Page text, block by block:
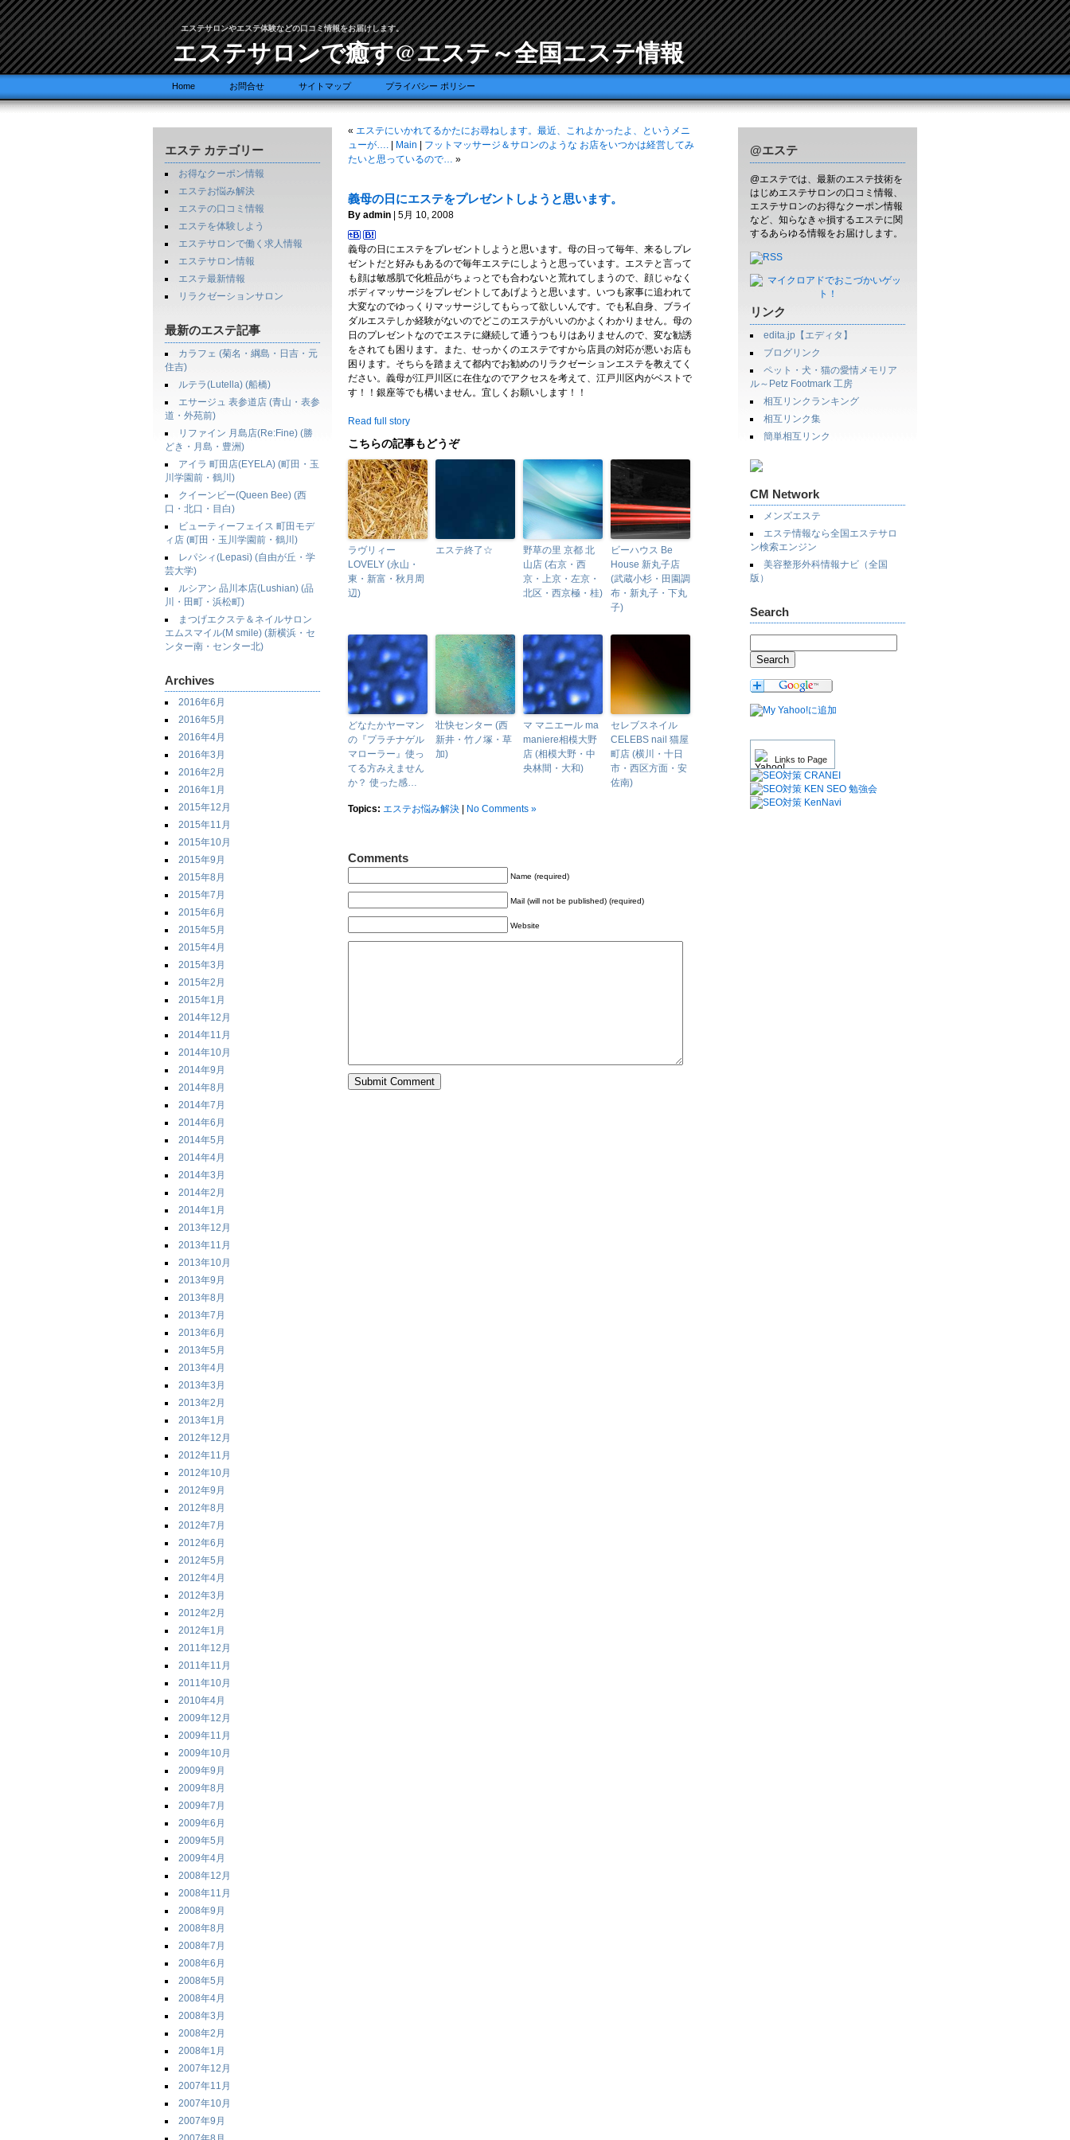
エステサロンやエステ体験などの口コミ情報をお届けします。
エステサロンで癒す@エステ～全国エステ情報
Home お問合せ サイトマップ プライバシー ポリシー
エステ カテゴリー
お得なクーポン情報
エステお悩み解決
エステの口コミ情報
エステを体験しよう
エステサロンで働く求人情報
エステサロン情報
エステ最新情報
リラクゼーションサロン
最新のエステ記事
カラフェ (菊名・綱島・日吉・元
住吉)
ルテラ(Lutella) (船橋)
エサージュ 表参道店 (青山・表参
道・外苑前)
リファイン 月島店(Re:Fine) (勝
どき・月島・豊洲)
アイラ 町田店(EYELA) (町田・玉
川学園前・鶴川)
クイーンビー(Queen Bee) (西
口・北口・目白)
ビューティーフェイス 町田モデ
ィ店 (町田・玉川学園前・鶴川)
レパシィ(Lepasi) (自由が丘・学
芸大学)
ルシアン 品川本店(Lushian) (品
川・田町・浜松町)
まつげエクステ＆ネイルサロン
エムスマイル(M smile) (新横浜・セ
ンター南・センター北)
Archives
2016年6月
2016年5月
2016年4月
2016年3月
2016年2月
2016年1月
2015年12月
2015年11月
2015年10月
2015年9月
2015年8月
2015年7月
2015年6月
2015年5月
2015年4月
2015年3月
2015年2月
2015年1月
2014年12月
2014年11月
2014年10月
2014年9月
2014年8月
2014年7月
2014年6月
2014年5月
2014年4月
2014年3月
2014年2月
2014年1月
2013年12月
2013年11月
2013年10月
2013年9月
2013年8月
2013年7月
2013年6月
2013年5月
2013年4月
2013年3月
2013年2月
2013年1月
2012年12月
2012年11月
2012年10月
2012年9月
2012年8月
2012年7月
2012年6月
2012年5月
2012年4月
2012年3月
2012年2月
2012年1月
2011年12月
2011年11月
2011年10月
2010年4月
2009年12月
2009年11月
2009年10月
2009年9月
2009年8月
2009年7月
2009年6月
2009年5月
2009年4月
2008年12月
2008年11月
2008年9月
2008年8月
2008年7月
2008年6月
2008年5月
2008年4月
2008年3月
2008年2月
2008年1月
2007年12月
2007年11月
2007年10月
2007年9月
@エステ
@エステでは、最新のエステ技術を
はじめエステサロンの口コミ情報、
エステサロンのお得なクーポン情報
など、知らなきゃ損するエステに関
するあらゆる情報をお届けします。
リンク
edita.jp【エディタ】
ブログリンク
ペット・犬・猫の愛情メモリア
ル～Petz Footmark 工房
相互リンクランキング
相互リンク集
簡単相互リンク
CM Network
メンズエステ
エステ情報なら全国エステサロ
ン検索エンジン
美容整形外科情報ナビ（全国
版）
Search
Links to Page
« エステにいかれてるかたにお尋ねします。最近、これよかったよ、というメニ
ューが….
Main
フットマッサージ＆サロンのような お店をいつかは経営してみ
たいと思っているので… »
義母の日にエステをプレゼントしようと思います。
By admin | 5月 10, 2008
義母の日にエステをプレゼントしようと思います。母の日って毎年、来るしプレ
ゼントだと好みもあるので毎年エステにしようと思っています。エステと言って
も顔は敏感肌で化粧品がちょっとでも合わないと荒れてしまうので、顔じゃなく
ボディマッサージをプレゼントしてあげようと思います。いつも家事に追われて
大変なのでゆっくりマッサージしてもらって欲しいんです。でも私自身、ブライ
ダルエステしか経験がないのでどこのエステがいいのかよくわかりません。母の
日のプレゼントなのでエステに継続して通うつもりはありませんので、変な勧誘
をされても困ります。また、せっかくのエステですから店員の対応が悪いお店も
困ります。そちらを踏まえて都内でお勧めのリラクゼーションエステを教えてく
ださい。義母が江戸川区に在住なのでアクセスを考えて、江戸川区内がベストで
す！！銀座等でも構いません。宜しくお願いします！！
Read full story
こちらの記事もどうぞ
ラヴリィー
LOVELY (永山・
東・新富・秋月周
辺)
エステ終了☆
野草の里 京都 北
山店 (右京・西
京・上京・左京・
北区・西京極・桂)
ビーハウス Be
House 新丸子店
(武蔵小杉・田園調
布・新丸子・下丸
子)
どなたかヤーマン
の『プラチナゲル
マローラー』使っ
てる方みえません
か？ 使った感…
壮快センター (西
新井・竹ノ塚・草
加)
マ マニエール ma
maniere相模大野
店 (相模大野・中
央林間・大和)
セレブスネイル
CELEBS nail 猫屋
町店 (横川・十日
市・西区方面・安
佐南)
Topics: エステお悩み解決 No Comments »
Comments
Name (required)
Mail (will not be published) (required)
Website